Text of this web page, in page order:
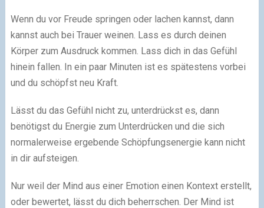
Wenn du vor Freude springen oder lachen kannst, dann
kannst auch bei Trauer weinen. Lass es durch deinen
Körper zum Ausdruck kommen. Lass dich in das Gefühl
hinein fallen. In ein paar Minuten ist es spätestens vorbei
und du schöpfst neu Kraft.
Lässt du das Gefühl nicht zu, unterdrückst es, dann
benötigst du Energie zum Unterdrücken und die sich
normalerweise ergebende Schöpfungsenergie kann nicht
in dir aufsteigen.
Nur weil der Mind aus einer Emotion einen Kontext erstellt,
oder bewertet, lässt du dich beherrschen. Der Mind ist